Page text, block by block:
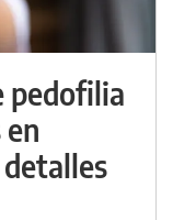
pedofilia